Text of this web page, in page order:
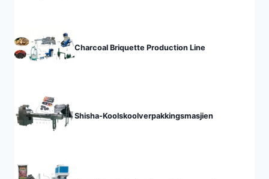
Charcoal Briquette Production Line
Shisha-Koolskoolverpakkingsmasjien